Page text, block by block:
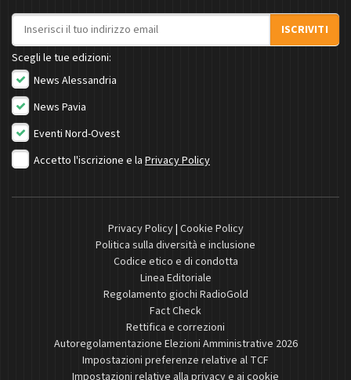
Indirizzo email
ISCRIVITI
Scegli le tue edizioni:
News Alessandria
News Pavia
Eventi Nord-Ovest
Accetto l'iscrizione e la Privacy Policy
Privacy Policy| Cookie Policy
Politica sulla diversità e inclusione
Codice etico e di condotta
Linea Editoriale
Regolamento giochi RadioGold
Fact Check
Rettifica e correzioni
Autoregolamentazione Elezioni Amministrative 2026
Impostazioni preferenze relative al TCF